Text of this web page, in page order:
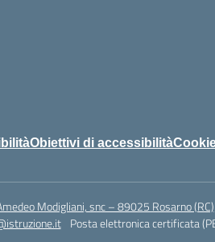
Obiettivi di accessibilità
Modigliani, snc – 89025 Rosarno (RC)
Posta elettronica certificata